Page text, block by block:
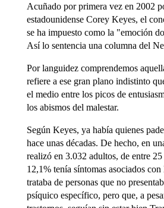
Acuñado por primera vez en 2002
estadounidense Corey Keyes, el
se ha impuesto como la "emoción
Así lo sentencia una columna del
Por languidez comprendemos
refiere a ese gran plano indistinto
el medio entre los picos de
los abismos del malestar.
Según Keyes, ya había quienes
hace unas décadas. De hecho, en
realizó en 3.032 adultos, de entre
12,1% tenía síntomas asociados
trataba de personas que no
psíquico específico, pero que, a